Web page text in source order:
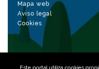
Mapa web
Aviso legal
Cookies